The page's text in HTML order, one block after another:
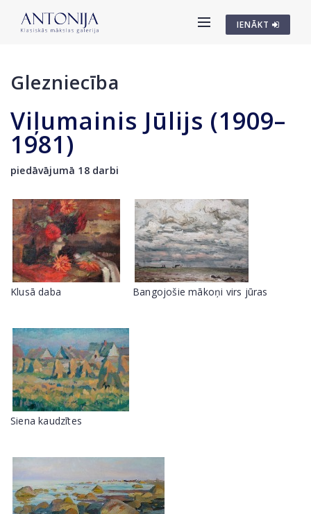
IENĀKT
Glezniecība
Viļumainis Jūlijs (1909–
1981)
piedāvājumā 18 darbi
Klusā daba Bangojošie mākoņi virs jūras
Siena kaudzītes